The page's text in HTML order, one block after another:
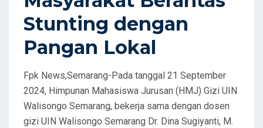
Stunting dengan
Pangan Lokal
Fpk News,Semarang-Pada tanggal 21 September
2024, Himpunan Mahasiswa Jurusan (HMJ) Gizi UIN
Walisongo Semarang, bekerja sama dengan dosen
gizi UIN Walisongo Semarang Dr. Dina Sugiyanti, M.